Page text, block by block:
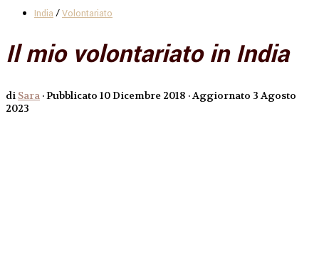
India /Volontariato
Il mio volontariato in India
di Sara · Pubblicato 10 Dicembre 2018 · Aggiornato 3 Agosto
2023